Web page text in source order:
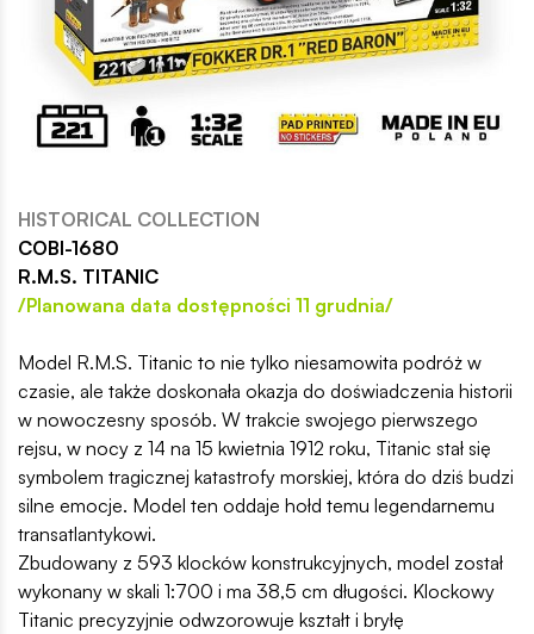
HISTORICAL COLLECTION
COBI-1680
R.M.S. TITANIC
/Planowana data dostępności 11 grudnia/
Model R.M.S. Titanic to nie tylko niesamowita podróż w
czasie, ale także doskonała okazja do doświadczenia historii
w nowoczesny sposób. W trakcie swojego pierwszego
rejsu, w nocy z 14 na 15 kwietnia 1912 roku, Titanic stał się
symbolem tragicznej katastrofy morskiej, która do dziś budzi
silne emocje. Model ten oddaje hołd temu legendarnemu
transatlantykowi.
Zbudowany z 593 klocków konstrukcyjnych, model został
wykonany w skali 1:700 i ma 38,5 cm długości. Klockowy
Titanic precyzyjnie odwzorowuje kształt i bryłę